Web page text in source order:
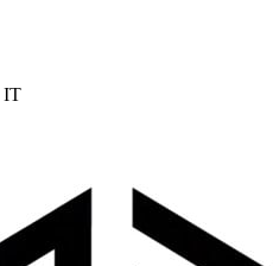
IT